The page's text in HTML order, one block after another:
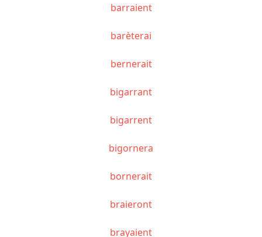
barraient
barèterai
bernerait
bigarrant
bigarrent
bigornera
bornerait
braieront
brayaient